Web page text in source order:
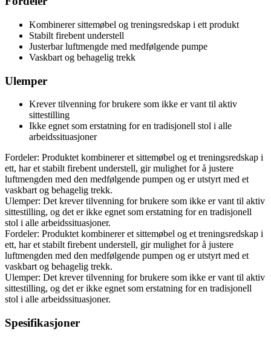
Kombinerer sittemøbel og treningsredskap i ett produkt
Stabilt firebent understell
Justerbar luftmengde med medfølgende pumpe
Vaskbart og behagelig trekk
Ulemper
Krever tilvenning for brukere som ikke er vant til aktiv
sittestilling
Ikke egnet som erstatning for en tradisjonell stol i alle
arbeidssituasjoner
Fordeler: Produktet kombinerer et sittemøbel og et treningsredskap i
ett, har et stabilt firebent understell, gir mulighet for å justere
luftmengden med den medfølgende pumpen og er utstyrt med et
vaskbart og behagelig trekk.
Ulemper: Det krever tilvenning for brukere som ikke er vant til aktiv
sittestilling, og det er ikke egnet som erstatning for en tradisjonell
stol i alle arbeidssituasjoner.
Fordeler: Produktet kombinerer et sittemøbel og et treningsredskap i
ett, har et stabilt firebent understell, gir mulighet for å justere
luftmengden med den medfølgende pumpen og er utstyrt med et
vaskbart og behagelig trekk.
Ulemper: Det krever tilvenning for brukere som ikke er vant til aktiv
sittestilling, og det er ikke egnet som erstatning for en tradisjonell
stol i alle arbeidssituasjoner.
Spesifikasjoner